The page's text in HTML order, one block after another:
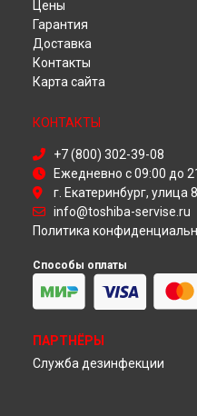
Ремонт телевизора
Ремонт телевизора
Ремонт телевизора
Ремонт телевизора
Ремонт телевизора
Цены
Гарантия
Доставка
Контакты
Карта сайта
КОНТАКТЫ
+7 (800) 302-39-08
Ежедневно с 09:00 до
г. Екатеринбург, улица
info@toshiba-servise.ru
Политика
Способы оплаты
ПАРТНЁРЫ
Служба дезинфекции